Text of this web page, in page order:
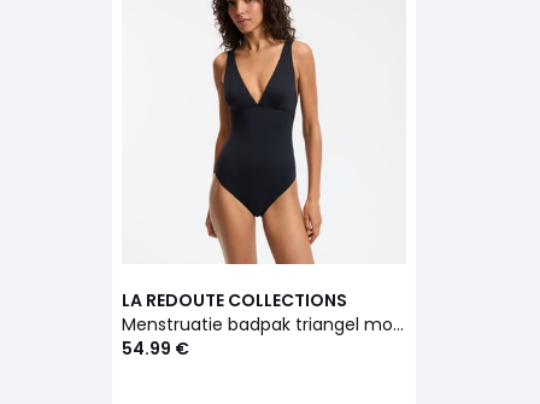
LA REDOUTE COLLECTIONS
Menstruatie badpak triangel model
54.99 €